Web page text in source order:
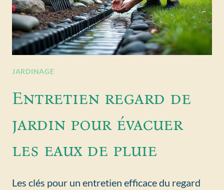
JARDINAGE
Entretien regard de
jardin pour évacuer
les eaux de pluie
Les clés pour un entretien efficace du regard